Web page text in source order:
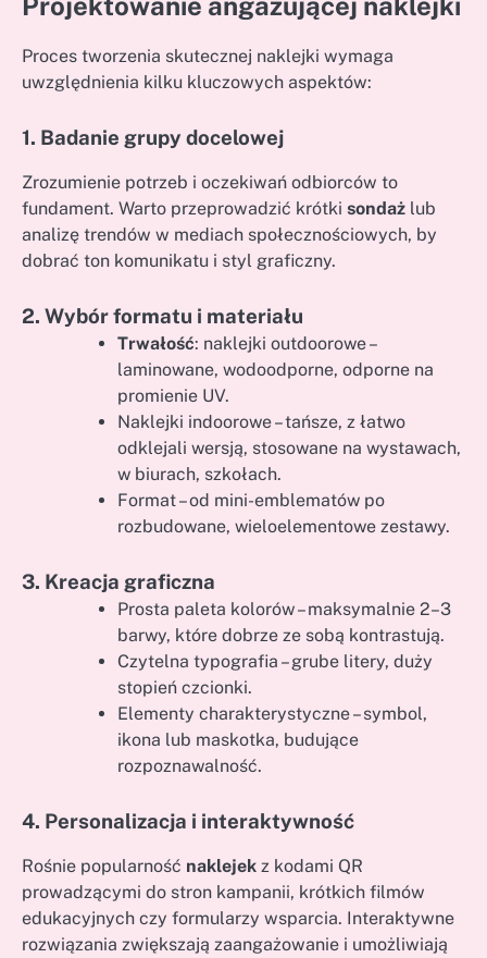
Proces tworzenia skutecznej naklejki wymaga
uwzględnienia kilku kluczowych aspektów:
1. Badanie grupy docelowej
Zrozumienie potrzeb i oczekiwań odbiorców to
fundament. Warto przeprowadzić krótki sondaż lub
analizę trendów w mediach społecznościowych, by
dobrać ton komunikatu i styl graficzny.
2. Wybór formatu i materiału
Trwałość: naklejki outdoorowe –
laminowane, wodoodporne, odporne na
promienie UV.
Naklejki indoorowe – tańsze, z łatwo
odklejali wersją, stosowane na wystawach,
w biurach, szkołach.
Format – od mini-emblematów po
rozbudowane, wieloelementowe zestawy.
3. Kreacja graficzna
Prosta paleta kolorów – maksymalnie 2–3
barwy, które dobrze ze sobą kontrastują.
Czytelna typografia – grube litery, duży
stopień czcionki.
Elementy charakterystyczne – symbol,
ikona lub maskotka, budujące
rozpoznawalność.
4. Personalizacja i interaktywność
Rośnie popularność naklejek z kodami QR
prowadzącymi do stron kampanii, krótkich filmów
edukacyjnych czy formularzy wsparcia. Interaktywne
rozwiązania zwiększają zaangażowanie i umożliwiają